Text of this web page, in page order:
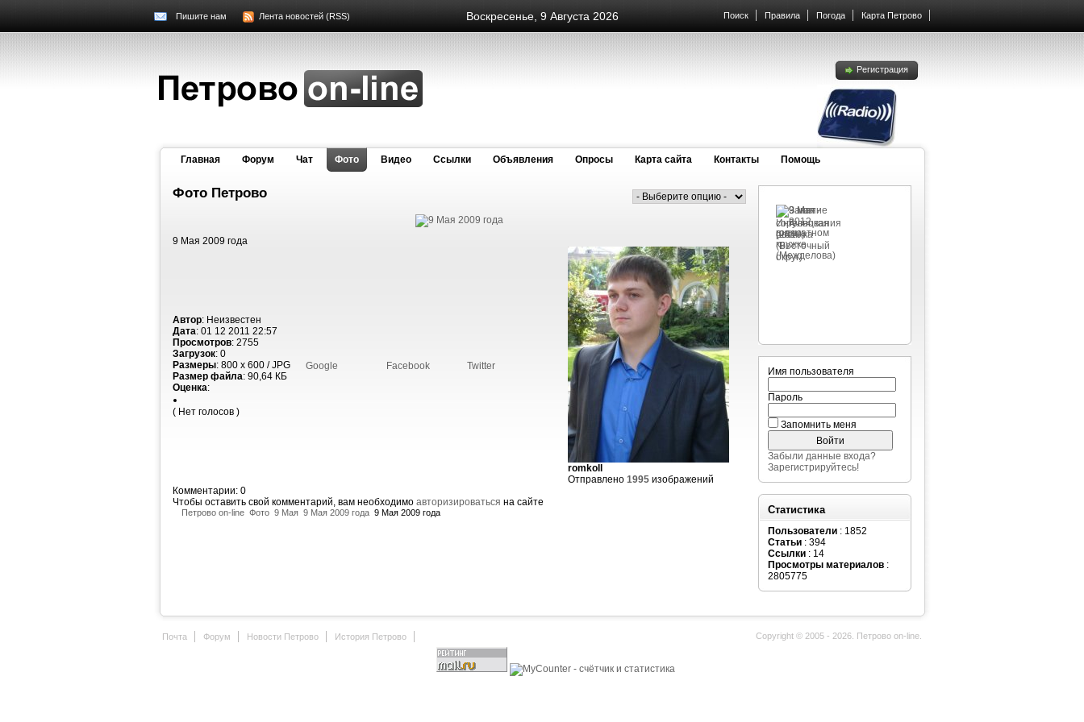
Воскресенье, 9 Августа 2026
Пишите нам Лента новостей (RSS) Поиск Правила Погода Карта Петрово
Регистрация
Главная Форум Чат Фото Видео Cсылки Объявления Опросы Карта сайта Контакты Помощь
Фото Петрово
9 Мая 2009 года
Автор: Неизвестен
Дата: 01 12 2011 22:57
Просмотров: 2755
Загрузок: 0
Размеры: 800 x 600 / JPG
Размер файла: 90,64 КБ
Оценка:
( Нет голосов )
Google Facebook Twitter
romkoll
Отправлено 1995 изображений
Комментарии: 0
Чтобы оставить свой комментарий, вам необходимо авторизироваться на сайте
Петрово on-line Фото 9 Мая 9 Мая 2009 года 9 Мая 2009 года
Имя пользователя
Пароль
Запомнить меня
Забыли данные входа?
Зарегистрируйтесь!
Статистика
Пользователи : 1852
Статьи : 394
Ссылки : 14
Просмотры материалов :
2805775
Почта Форум Новости Петрово История Петрово Copyright © 2005 - 2026. Петрово on-line.